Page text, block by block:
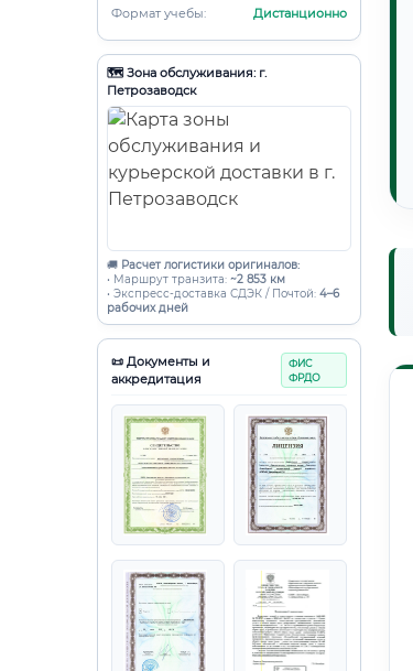
Формат учебы:
Дистанционно
🗺️ Зона обслуживания: г.
Петрозаводск
🚚 Расчет логистики оригиналов:
• Маршрут транзита: ~2 853 км
• Экспресс-доставка СДЭК / Почтой: 4–6
рабочих дней
📜 Документы и
аккредитация
ФИС
ФРДО